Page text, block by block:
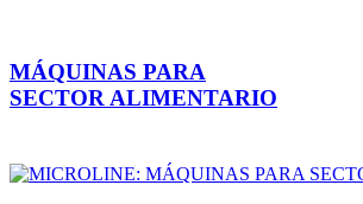
MÁQUINAS PARA
SECTOR ALIMENTARIO